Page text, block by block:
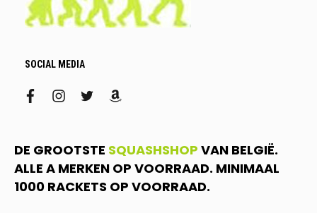
SOCIAL MEDIA
facebookinstagram
twitteramazon
DE GROOTSTE SQUASHSHOP VAN BELGIË.
ALLE A MERKEN OP VOORRAAD. MINIMAAL
1000 RACKETS OP VOORRAAD.